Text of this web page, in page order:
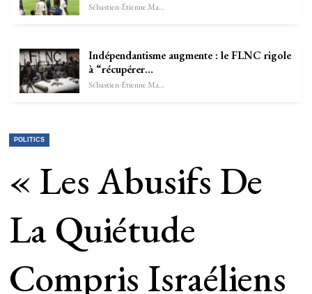
Sébastien-Étienne Marechal
Indépendantisme augmente : le FLNC rigole
à “récupérer…
Sébastien-Étienne Marechal
POLITICS
« Les Abusifs De
La Quiétude
Compris Israéliens